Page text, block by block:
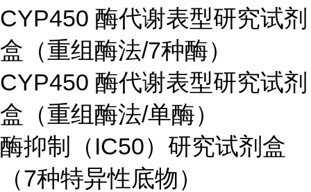
CYP450 酶代谢表型研究试剂
盒（重组酶法/7种酶）
CYP450 酶代谢表型研究试剂
盒（重组酶法/单酶）
酶抑制（IC50）研究试剂盒
（7种特异性底物）